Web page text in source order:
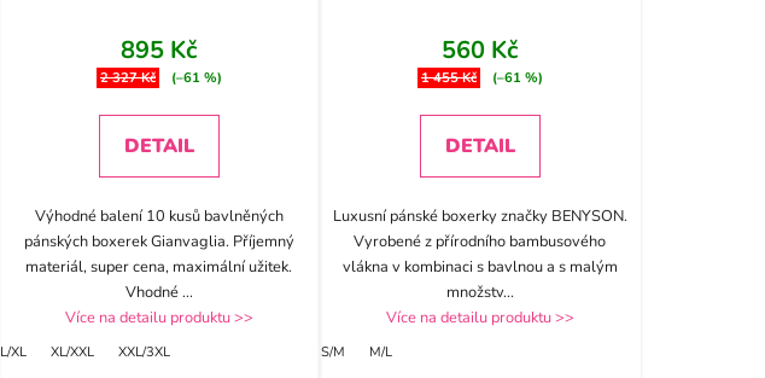
895 Kč
2 327 Kč (–61 %)
DETAIL
Výhodné balení 10 kusů bavlněných
pánských boxerek Gianvaglia. Příjemný
materiál, super cena, maximální užitek.
Vhodné...
Více na detailu produktu >>
L/XL XL/XXL XXL/3XL
560 Kč
1 455 Kč (–61 %)
DETAIL
Luxusní pánské boxerky značky BENYSON.
Vyrobené z přírodního bambusového
vlákna v kombinaci s bavlnou a s malým
množstv...
Více na detailu produktu >>
S/M M/L